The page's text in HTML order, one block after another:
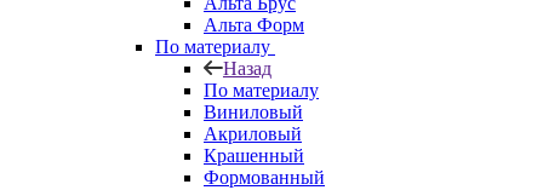
Альта Форм
По материалу
Назад
По материалу
Виниловый
Акриловый
Крашенный
Формованный